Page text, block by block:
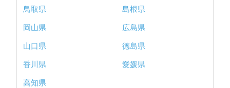
鳥取県
島根県
岡山県
広島県
山口県
徳島県
香川県
愛媛県
高知県